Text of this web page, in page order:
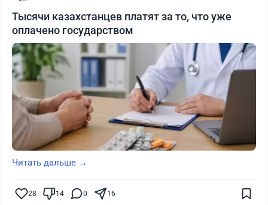
Тысячи казахстанцев платят за то, что уже
оплачено государством
Читать дальше →
28 14 0 16